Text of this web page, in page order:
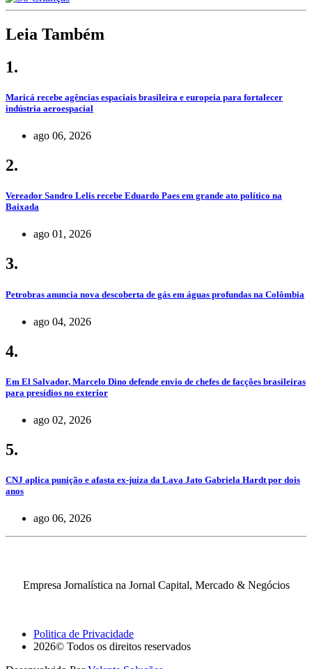
Leia Também
1.
Maricá recebe agências espaciais brasileira e europeia para fortalecer
indústria aeroespacial
ago 06, 2026
2.
Vereador Sandro Lelis recebe Eduardo Paes em grande ato político na
Baixada
ago 01, 2026
3.
Petrobras anuncia nova descoberta de gás em águas profundas na Colômbia
ago 04, 2026
4.
Em El Salvador, Marcelo Dino defende envio de chefes de facções brasileiras
para presídios no exterior
ago 02, 2026
5.
CNJ aplica punição e afasta ex-juíza da Lava Jato Gabriela Hardt por dois
anos
ago 06, 2026
Empresa Jornalística na Jornal Capital, Mercado & Negócios
Politica de Privacidade
2026© Todos os direitos reservados